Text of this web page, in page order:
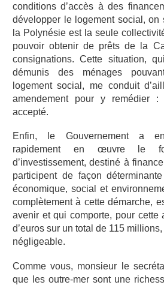
conditions d’accès à des
développer le logement social, on
la Polynésie est la seule
pouvoir obtenir de prêts de la
consignations. Cette situation,
démunis des ménages
logement social, me conduit
amendement pour y remédier :
accepté.
Enfin, le Gouvernement a
rapidement en œuvre le
d’investissement, destiné à
participent de façon
économique, social et
complètement à cette démarche,
avenir et qui comporte, pour cette
d’euros sur un total de 115
négligeable.
Comme vous, monsieur le
que les outre-mer sont une